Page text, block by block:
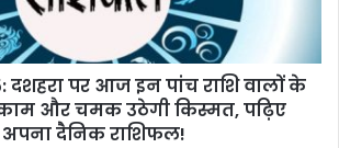
दशहरा पर आज इन पांच राशि वालों के
और चमक उठेगी किस्मत, पढ़िए
अपना दैनिक राशिफल!